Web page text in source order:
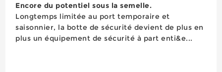
Encore du potentiel sous la semelle.
Longtemps limitée au port temporaire et
saisonnier, la botte de sécurité devient de plus en
plus un équipement de sécurité à part enti&e...